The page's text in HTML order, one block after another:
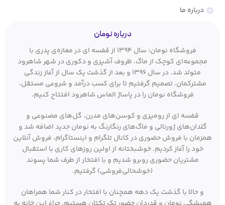
درباره ما
درباره نومان
فروشگاه نومان؛ سال ۱۳۹۴ از قفسه ای در مغازه‌ی پدری با
مجموعه‌ای کوچک از ماگ، ظروف آشپزی و دکوری در شهر شاهرود
متولد شد. در سال ۱۳۹۶ و بعد از گذشت یک سال از آغاز زندگی
مشترکمان، تصمیم گرفتیم تا برای کسب درآمد و شروعی مستقل،
فروشگاه نومان را در پاساژ الماس شاهرود افتتاح کنیم.
قفسه ای از رومیزی و کوسن‌های مدرن، گل‌های مصنوعی و
گلدان‌های ژورنالی و ماگ‌های رنگارنگ به نومان جدید اضافه شد و
همزمان با فروش حضوری در کانال تلگرام و اینستاگرام، فروش آنلاین
خود را آغاز کردیم. خوشبختانه از اولین روزهای کاری با استقبال
مشتریان حضوری روبرو شدیم و با افتخار از طرف شما پسوند
(خوشحالی‌فروشی) گرفتیم.
و حالا با گذشت یک دهه همچنان با افتخار در کنار شما همراهان